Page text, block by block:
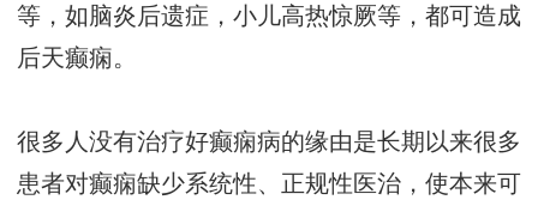
等，如脑炎后遗症，小儿高热惊厥等，都可造成
后天癫痫。
很多人没有治疗好癫痫病的缘由是长期以来很多
患者对癫痫缺少系统性、正规性医治，使本来可